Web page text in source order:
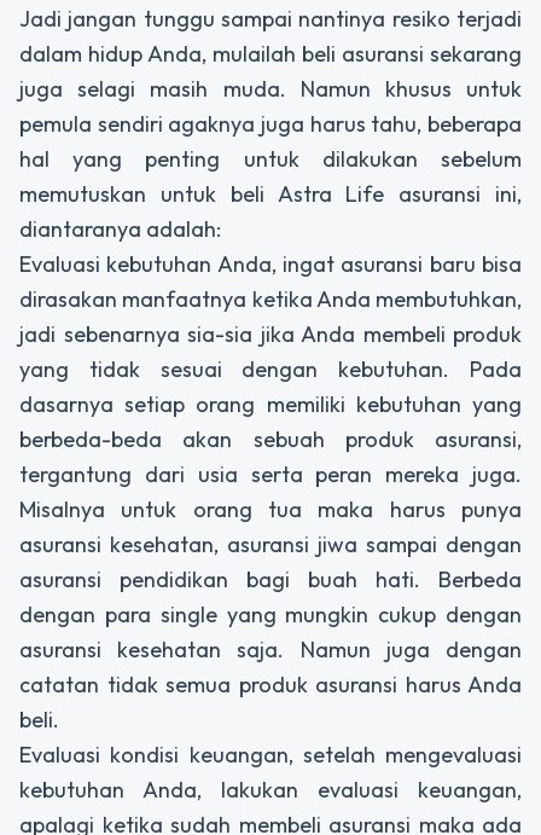
Jadi jangan tunggu sampai nantinya resiko terjadi
dalam hidup Anda, mulailah beli asuransi sekarang
juga selagi masih muda. Namun khusus untuk
pemula sendiri agaknya juga harus tahu, beberapa
hal yang penting untuk dilakukan sebelum
memutuskan untuk beli Astra Life asuransi ini,
diantaranya adalah:
Evaluasi kebutuhan Anda, ingat asuransi baru bisa
dirasakan manfaatnya ketika Anda membutuhkan,
jadi sebenarnya sia-sia jika Anda membeli produk
yang tidak sesuai dengan kebutuhan. Pada
dasarnya setiap orang memiliki kebutuhan yang
berbeda-beda akan sebuah produk asuransi,
tergantung dari usia serta peran mereka juga.
Misalnya untuk orang tua maka harus punya
asuransi kesehatan, asuransi jiwa sampai dengan
asuransi pendidikan bagi buah hati. Berbeda
dengan para single yang mungkin cukup dengan
asuransi kesehatan saja. Namun juga dengan
catatan tidak semua produk asuransi harus Anda
beli.
Evaluasi kondisi keuangan, setelah mengevaluasi
kebutuhan Anda, lakukan evaluasi keuangan,
apalagi ketika sudah membeli asuransi maka ada